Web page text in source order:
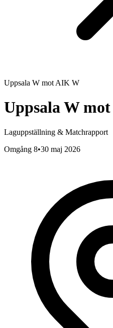
Uppsala W mot AIK W
Uppsala Wmot
Laguppställning & Matchrapport
Omgång 8•30 maj 2026